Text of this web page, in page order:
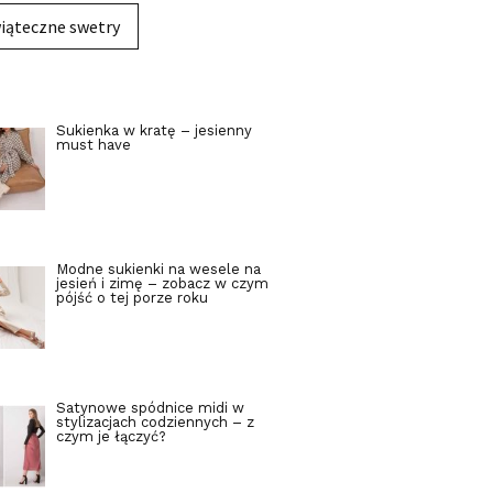
swetry
Sukienka w kratę – jesienny
must have
Modne sukienki na wesele na
jesień i zimę – zobacz w czym
pójść o tej porze roku
Satynowe spódnice midi w
stylizacjach codziennych – z
czym je łączyć?